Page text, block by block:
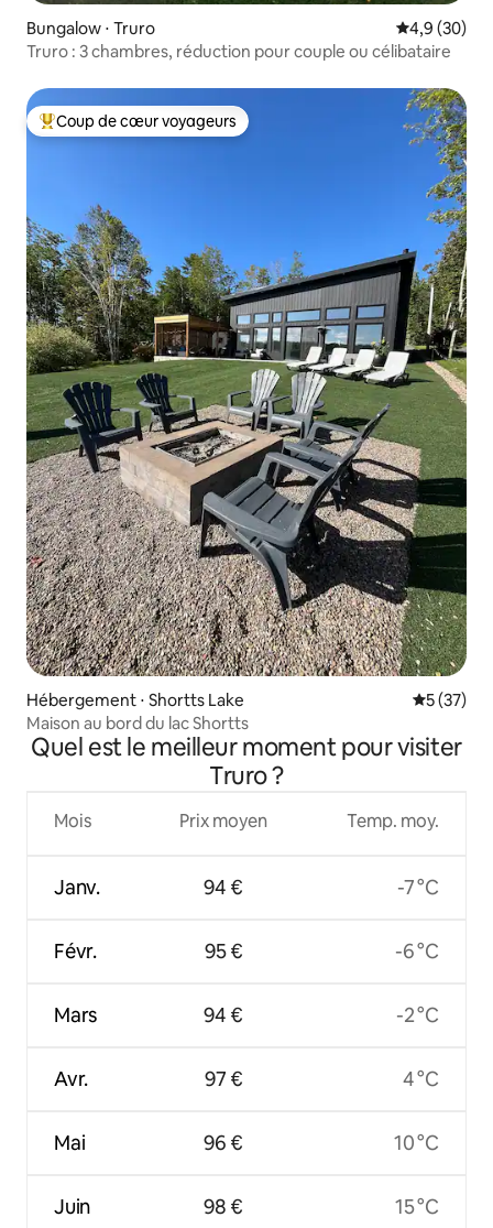
Bungalow ⋅ Truro Évaluation
4,9 (30)
Truro : 3 chambres, réduction pour couple ou célibataire
Coups de cœur voyageurs les plus appréciés
Coup de cœur voyageurs
Hébergement ⋅ Shortts Lake
5 (37)
Maison au bord du lac Shortts
Quel est le meilleur moment pour visiter
Truro ?
Mois
Janv.
Févr.
Mars
Avr.
Mai
Juin
Prix moyen
94 €
95 €
94 €
97 €
96 €
98 €
Temp. moy.
-7 °C
-6 °C
-2 °C
4 °C
10 °C
15 °C